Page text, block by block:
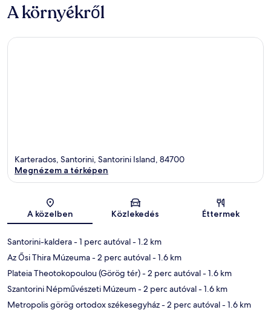
A környékről
Térkép
Karterados, Santorini, Santorini Island, 84700
Megnézem a térképen
A közelben Közlekedés Éttermek
Santorini-kaldera- 1 perc autóval- 1.2 km
Az Ősi Thira Múzeuma- 2 perc autóval- 1.6 km
Plateia Theotokopoulou (Görög tér)- 2 perc autóval- 1.6 km
Szantorini Népművészeti Múzeum- 2 perc autóval- 1.6 km
Metropolis görög ortodox székesegyház- 2 perc autóval- 1.6 km